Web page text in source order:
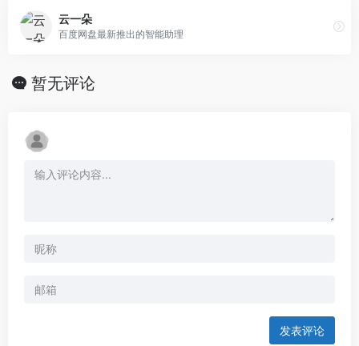
云一朵
百度网盘最新推出的智能助理
暂无评论
发表评论